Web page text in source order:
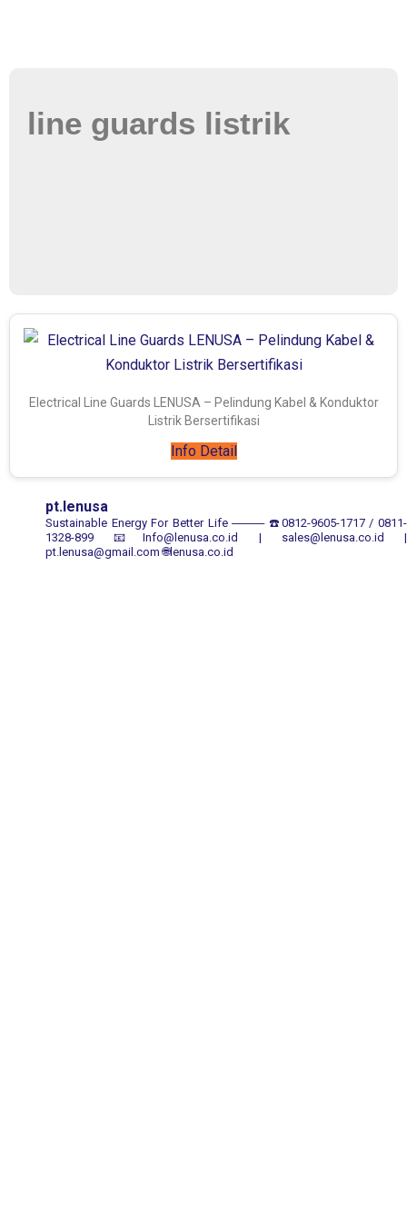
line guards listrik
Electrical Line Guards LENUSA – Pelindung Kabel & Konduktor
Listrik Bersertifikasi
Info Detail
pt.lenusa
Sustainable Energy For Better Life────☎️0812-9605-1717 / 0811-
1328-899 📧Info@lenusa.co.id | sales@lenusa.co.id |
pt.lenusa@gmail.com 🌐lenusa.co.id